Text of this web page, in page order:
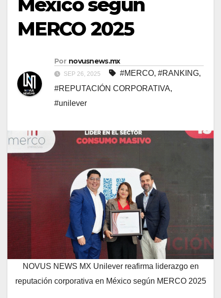
MERCO 2025
Por novusnews.mx
SEP 26, 2025 #MERCO, #RANKING,
#REPUTACIÓN CORPORATIVA,
#unilever
NOVUS NEWS MX Unilever reafirma liderazgo en
reputación corporativa en México según MERCO 2025